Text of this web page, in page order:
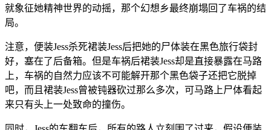
就象征她精神世界的动摇，那个幻想乡最终崩塌回了车祸的结
局。
注意，便装Jess杀死裙装Jess后把她的尸体装在黑色旅行袋封
好，塞在了后备箱。但是车祸后裙装Jess却是直接暴露在马路
上，车祸的自然力应该不可能解开那个黑色袋子还把它脱掉
吧，而且裙装Jess曾被钝器砍过那么多次，可马路上尸体看起
来只有头上一处致命的撞伤。